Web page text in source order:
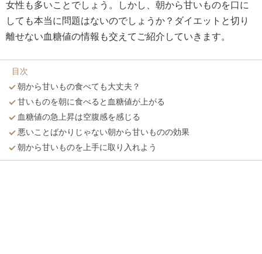
女性も多いことでしょう。しかし、朝から甘いものを口に
しても本当に問題はないのでしょうか？ダイエットと切り
離せない血糖値の情報も交えてご紹介していきます。
目次
朝から甘いもの食べても大丈夫？
甘いものを朝に食べると血糖値が上がる
血糖値の急上昇は空腹感を感じる
悪いことばかりじゃない朝から甘いものの効果
朝から甘いものを上手に取り入れよう